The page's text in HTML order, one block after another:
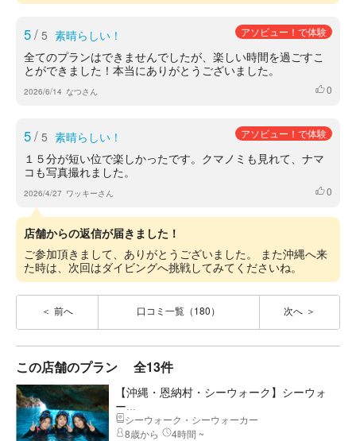
5/ 5 素晴らしい！ アソビュー！で体験
全てのプランはできませんでしたが、楽しい時間を過ごすこ
とができました！本当にありがとうございました。
2026/6/14 なつさん いいね
0
5/ 5 素晴らしい！ アソビュー！で体験
１５分が短い位で楽しかったです。クマノミも見れて、ナマ
コも写真撮れました。
2026/4/27 ワッキーさん いいね
0
店舗からの返信が届きました！
ご参加頂きまして、ありがとうございました。 また沖縄へ来
た時は、次回はダイビングへ挑戦してみてくださいね。
前へ 口コミ一覧（180） 次へ
この店舗のプラン 全13件
【沖縄・恩納村・シーウォーク】シーウォ
ー...
シーウォーク・シーウォーカー
8歳から
4時間 ~